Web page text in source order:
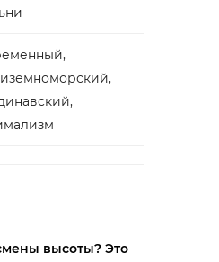
высоты? Это